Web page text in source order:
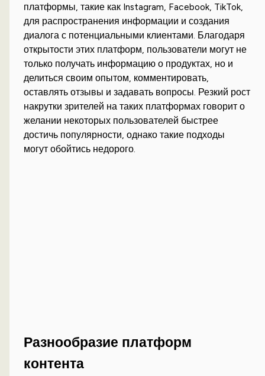
платформы, такие как Instagram, Facebook, TikTok,
для распространения информации и создания
диалога с потенциальными клиентами. Благодаря
открытости этих платформ, пользователи могут не
только получать информацию о продуктах, но и
делиться своим опытом, комментировать,
оставлять отзывы и задавать вопросы. Резкий рост
накрутки зрителей на таких платформах говорит о
желании некоторых пользователей быстрее
достичь популярности, однако такие подходы
могут обойтись недорого.
Разнообразие платформ
контента